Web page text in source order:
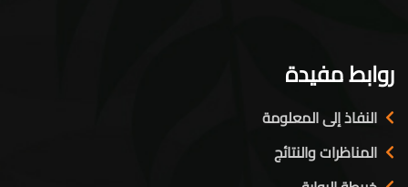
روابط مفيدة
النفاذ إلى المعلومة
المناظرات والنتائج